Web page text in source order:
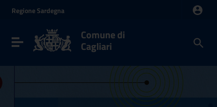
Vai al menu di navigazione
RegioneSardegna
Toggle navigation Comune di
Cagliari